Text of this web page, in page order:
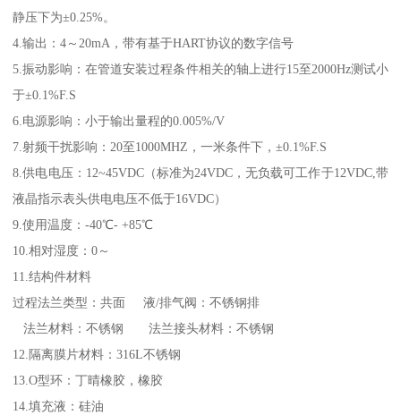
静压下为±0.25%。
4.输出：4～20mA，带有基于HART协议的数字信号
5.振动影响：在管道安装过程条件相关的轴上进行15至2000Hz测试小
于±0.1%F.S
6.电源影响：小于输出量程的0.005%/V
7.射频干扰影响：20至1000MHZ，一米条件下，±0.1%F.S
8.供电电压：12~45VDC（标准为24VDC，无负载可工作于12VDC,带
液晶指示表头供电电压不低于16VDC）
9.使用温度：-40℃- +85℃
10.相对湿度：0～
11.结构件材料
过程法兰类型：共面 液/排气阀：不锈钢排
法兰材料：不锈钢 法兰接头材料：不锈钢
12.隔离膜片材料：316L不锈钢
13.O型环：丁晴橡胶，橡胶
14.填充液：硅油